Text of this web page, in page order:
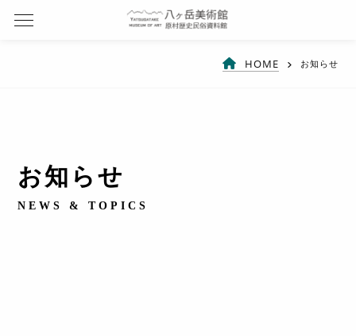
HOME お知らせ
お知らせ
NEWS & TOPICS